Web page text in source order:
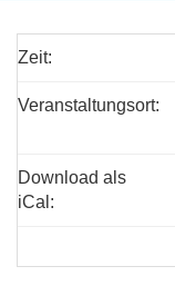
Zeit:
Veranstaltungsort:
Download als
iCal: